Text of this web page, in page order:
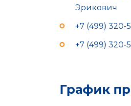
Эрикович
+7 (499) 320-
+7 (499) 320-
График